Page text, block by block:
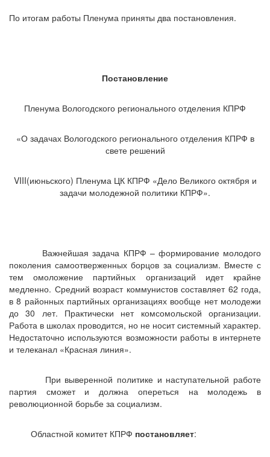
По итогам работы Пленума приняты два постановления.
Постановление
Пленума Вологодского регионального отделения КПРФ
«О задачах Вологодского регионального отделения КПРФ в
свете решений
VIII(июньского) Пленума ЦК КПРФ «Дело Великого октября и
задачи молодежной политики КПРФ».
Важнейшая задача КПРФ – формирование молодого
поколения самоотверженных борцов за социализм. Вместе с
тем омоложение партийных организаций идет крайне
медленно. Средний возраст коммунистов составляет 62 года,
в 8 районных партийных организациях вообще нет молодежи
до 30 лет. Практически нет комсомольской организации.
Работа в школах проводится, но не носит системный характер.
Недостаточно используются возможности работы в интернете
и телеканал «Красная линия».
При выверенной политике и наступательной работе
партия сможет и должна опереться на молодежь в
революционной борьбе за социализм.
Областной комитет КПРФ постановляет: